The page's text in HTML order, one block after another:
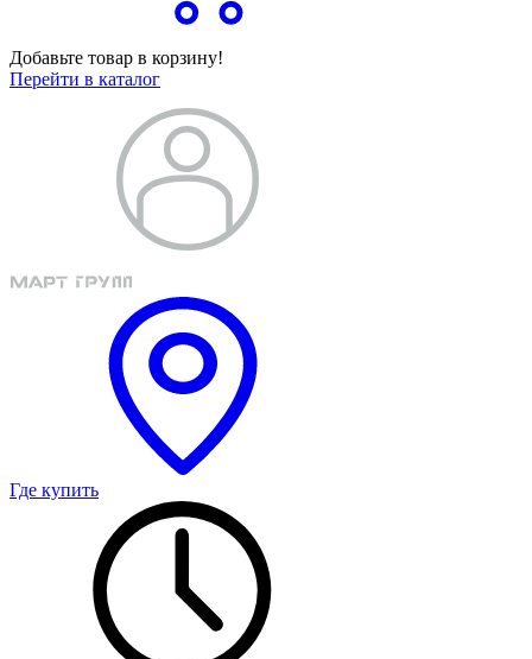
Добавьте товар в корзину!
Перейти в каталог
Где купить